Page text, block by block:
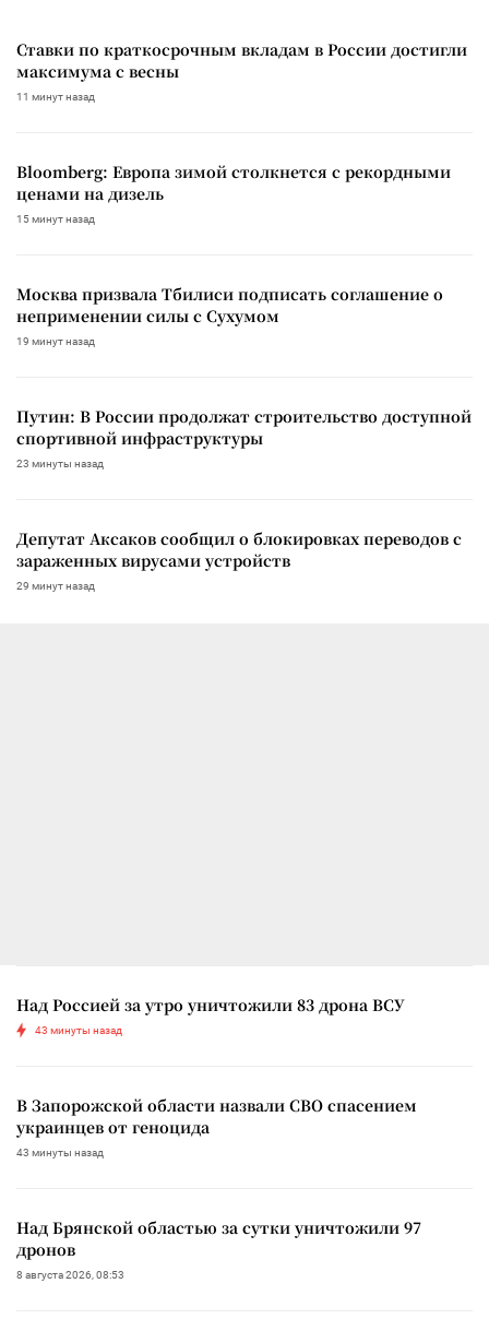
Ставки по краткосрочным вкладам в России достигли
максимума с весны
11 минут назад
Bloomberg: Европа зимой столкнется с рекордными
ценами на дизель
15 минут назад
Москва призвала Тбилиси подписать соглашение о
неприменении силы с Сухумом
19 минут назад
Путин: В России продолжат строительство доступной
спортивной инфраструктуры
23 минуты назад
Депутат Аксаков сообщил о блокировках переводов с
зараженных вирусами устройств
29 минут назад
Над Россией за утро уничтожили 83 дрона ВСУ
43 минуты назад
В Запорожской области назвали СВО спасением
украинцев от геноцида
43 минуты назад
Над Брянской областью за сутки уничтожили 97
дронов
8 августа 2026, 08:53